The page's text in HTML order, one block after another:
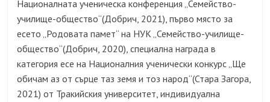
Националната ученическа конференция „Семейство-
училище-общество“(Добрич, 2021), първо място за
есето „Родовата памет“ на НУК „Семейство-училище-
общество“(Добрич, 2020), специална награда в
категория есе на Националния ученически конкурс „Ще
обичам аз от сърце таз земя и тоз народ“(Стара Загора,
2021) от Тракийския университет, индивидуална